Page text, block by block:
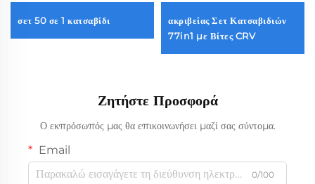
σετ 50 σε 1 κατσαβίδι
ακριβείας Σετ Κατσαβιδιών
77in1 με Βίτες CRV
Ζητήστε Προσφορά
Ο εκπρόσωπός μας θα επικοινωνήσει μαζί σας σύντομα.
Email
0/100